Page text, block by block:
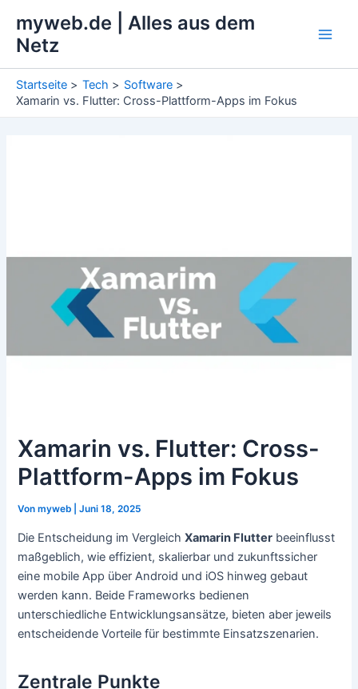
Inhalt
springen
myweb.de | Alles aus dem
Netz
Startseite Tech
Software
Xamarin vs. Flutter: Cross-Plattform-Apps im Fokus
Xamarin vs. Flutter: Cross-
Plattform-Apps im Fokus
Vonmyweb |Juni 18, 2025
Die Entscheidung im VergleichXamarin Flutter beeinflusst
maßgeblich, wie effizient, skalierbar und zukunftssicher
eine mobile App über Android und iOS hinweg gebaut
werden kann. Beide Frameworks bedienen
unterschiedliche Entwicklungsansätze, bieten aber jeweils
entscheidende Vorteile für bestimmte Einsatzszenarien.
Zentrale Punkte